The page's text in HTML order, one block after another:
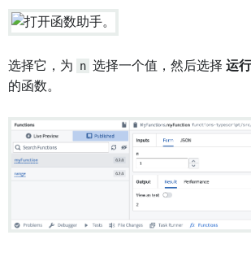
选择它，为 n 选择一个值，然后选择 运行
的函数。